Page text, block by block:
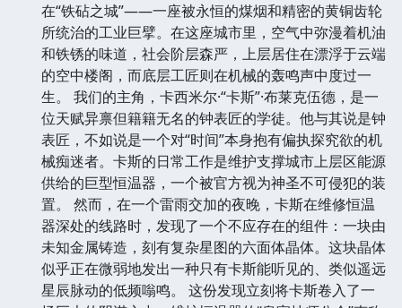
在“铁砧之城”——一座被永恒的煤烟和精密的黄铜齿轮
所统治的工业巨擘。在这座城市里，空气中弥漫着机油
和铁锈的味道，社会阶层森严，上层居住在漂浮于云端
的空中楼阁，而底层工匠则在机械的轰鸣声中度过一
生。 我们的主角，卡西米尔·“卡斯”·布莱克伍德，是一
位天赋异禀但籍籍无名的钟表匠的学徒。他与其说是钟
表匠，不如说是一个对“时间”本身抱有偏执探究欲的机
械痴迷者。卡斯的日常工作是维护支撑城市上层区能源
供给的巨型恒温器，一个被官方视为神圣不可侵犯的装
置。 然而，在一个雷雨交加的夜晚，卡斯在维修恒温
器深处的线路时，发现了一个不应存在的组件：一块由
未知金属铸造，刻有复杂星图的六面体晶体。这块晶体
似乎正在微弱地发出一种只有卡斯能听见的、类似遥远
星辰脉动的低频嗡鸣。 这份发现立刻将卡斯卷入了一